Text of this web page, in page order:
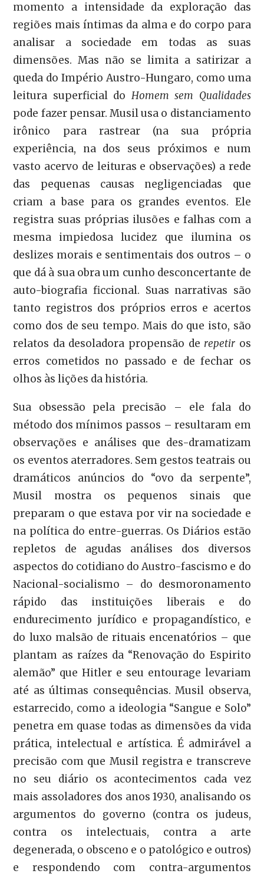
momento a intensidade da exploração das
regiões mais íntimas da alma e do corpo para
analisar a sociedade em todas as suas
dimensões. Mas não se limita a satirizar a
queda do Império Austro-Hungaro, como uma
leitura superficial do Homem sem Qualidades
pode fazer pensar. Musil usa o distanciamento
irônico para rastrear (na sua própria
experiência, na dos seus próximos e num
vasto acervo de leituras e observações) a rede
das pequenas causas negligenciadas que
criam a base para os grandes eventos. Ele
registra suas próprias ilusões e falhas com a
mesma impiedosa lucidez que ilumina os
deslizes morais e sentimentais dos outros – o
que dá à sua obra um cunho desconcertante de
auto-biografia ficcional. Suas narrativas são
tanto registros dos próprios erros e acertos
como dos de seu tempo. Mais do que isto, são
relatos da desoladora propensão de repetir os
erros cometidos no passado e de fechar os
olhos às lições da história.
Sua obsessão pela precisão – ele fala do
método dos mínimos passos – resultaram em
observações e análises que des-dramatizam
os eventos aterradores. Sem gestos teatrais ou
dramáticos anúncios do “ovo da serpente”,
Musil mostra os pequenos sinais que
preparam o que estava por vir na sociedade e
na política do entre-guerras. Os Diários estão
repletos de agudas análises dos diversos
aspectos do cotidiano do Austro-fascismo e do
Nacional-socialismo – do desmoronamento
rápido das instituições liberais e do
endurecimento jurídico e propagandístico, e
do luxo malsão de rituais encenatórios – que
plantam as raízes da “Renovação do Espirito
alemão” que Hitler e seu entourage levariam
até as últimas consequências. Musil observa,
estarrecido, como a ideologia “Sangue e Solo”
penetra em quase todas as dimensões da vida
prática, intelectual e artística. É admirável a
precisão com que Musil registra e transcreve
no seu diário os acontecimentos cada vez
mais assoladores dos anos 1930, analisando os
argumentos do governo (contra os judeus,
contra os intelectuais, contra a arte
degenerada, o obsceno e o patológico e outros)
e respondendo com contra-argumentos